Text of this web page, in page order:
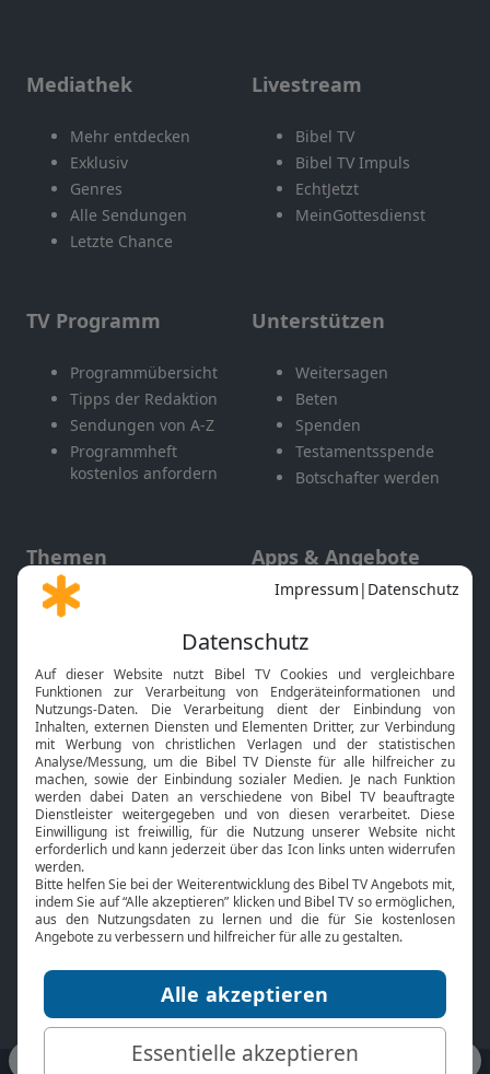
Mediathek
Mehr entdecken
Exklusiv
Genres
Alle Sendungen
Letzte Chance
Livestream
Bibel TV
Bibel TV Impuls
EchtJetzt
MeinGottesdienst
TV Programm
Programmübersicht
Tipps der Redaktion
Sendungen von A-Z
Programmheft
kostenlos anfordern
Unterstützen
Weitersagen
Beten
Spenden
Testamentsspende
Botschafter werden
Themen
Gott und Bibel erklärt
Neuigkeiten
Apps & Angebote
Mobile App
Smart TV
HbbTV
Bibelthek Online-Bibel
Nächster Gottesdienst
Bibel TV
Über uns
Jobs
Mediadaten
Service
Kontakt
TV-Empfang